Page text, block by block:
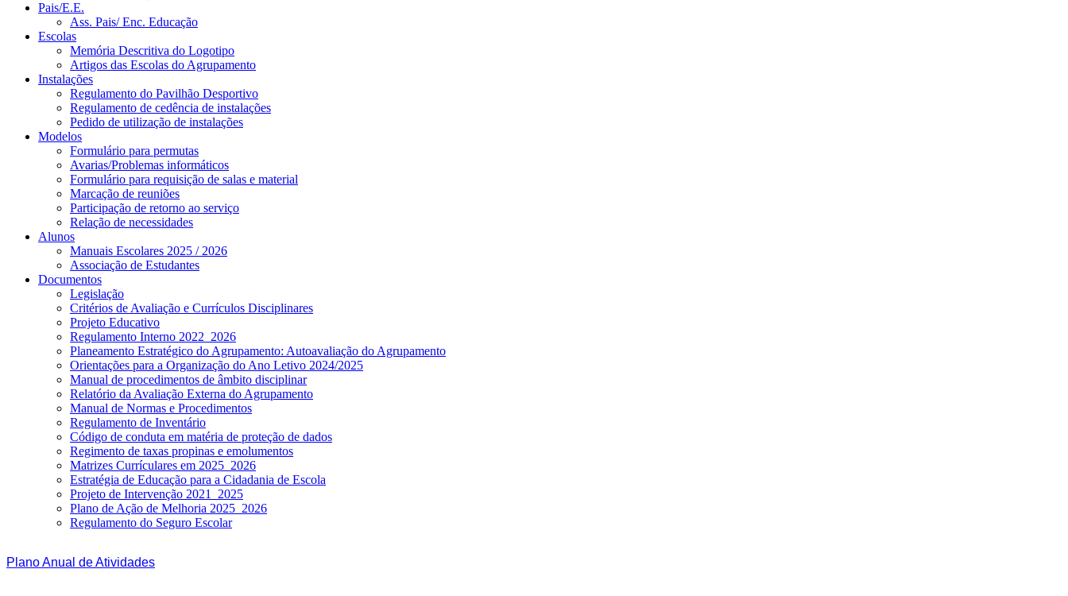
Pais/E.E.
Ass. Pais/ Enc. Educação
Escolas
Memória Descritiva do Logotipo
Artigos das Escolas do Agrupamento
Instalações
Regulamento do Pavilhão Desportivo
Regulamento de cedência de instalações
Pedido de utilização de instalações
Modelos
Formulário para permutas
Avarias/Problemas informáticos
Formulário para requisição de salas e material
Marcação de reuniões
Participação de retorno ao serviço
Relação de necessidades
Alunos
Manuais Escolares 2025 / 2026
Associação de Estudantes
Documentos
Legislação
Critérios de Avaliação e Currículos Disciplinares
Projeto Educativo
Regulamento Interno 2022_2026
Planeamento Estratégico do Agrupamento: Autoavaliação do Agrupamento
Orientações para a Organização do Ano Letivo 2024/2025
Manual de procedimentos de âmbito disciplinar
Relatório da Avaliação Externa do Agrupamento
Manual de Normas e Procedimentos
Regulamento de Inventário
Código de conduta em matéria de proteção de dados
Regimento de taxas propinas e emolumentos
Matrizes Currículares em 2025_2026
Estratégia de Educação para a Cidadania de Escola
Projeto de Intervenção 2021_2025
Plano de Ação de Melhoria 2025_2026
Regulamento do Seguro Escolar
Plano Anual de Atividades